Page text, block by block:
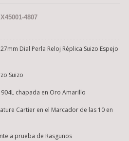
4807
Dial Perla Reloj Réplica Suizo Espejo
Suizo
chapada en Oro Amarillo
Cartier en el Marcador de las 10 en
a prueba de Rasguños